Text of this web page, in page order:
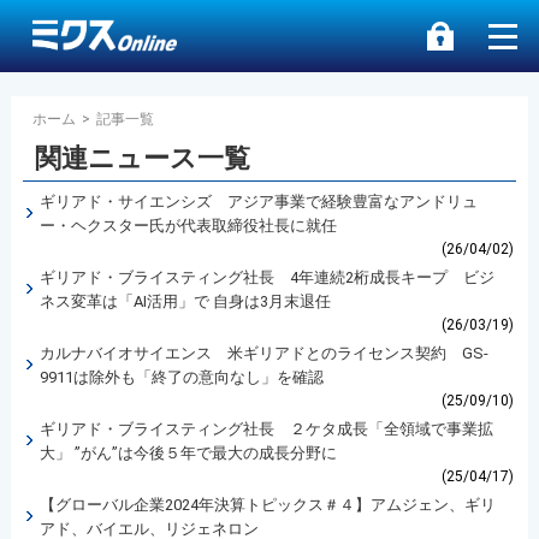
ホーム > 記事一覧
関連ニュース一覧
ギリアド・サイエンシズ アジア事業で経験豊富なアンドリュ
ー・ヘクスター氏が代表取締役社長に就任
(26/04/02)
ギリアド・ブライスティング社長 4年連続2桁成長キープ ビジ
ネス変革は「AI活用」で 自身は3月末退任
(26/03/19)
カルナバイオサイエンス 米ギリアドとのライセンス契約 GS-
9911は除外も「終了の意向なし」を確認
(25/09/10)
ギリアド・ブライスティング社長 ２ケタ成長「全領域で事業拡
大」 ”がん”は今後５年で最大の成長分野に
(25/04/17)
【グローバル企業2024年決算トピックス＃４】アムジェン、ギリ
アド、バイエル、リジェネロン